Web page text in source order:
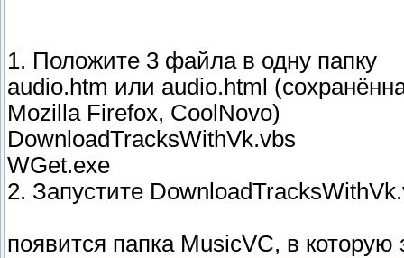
1. Положите 3 файла в одну папку
audio.htm или audio.html
Mozilla Firefox, CoolNovo)
DownloadTracksWithVk.vbs
WGet.exe
2. Запустите
появится папка MusicVC, в которую